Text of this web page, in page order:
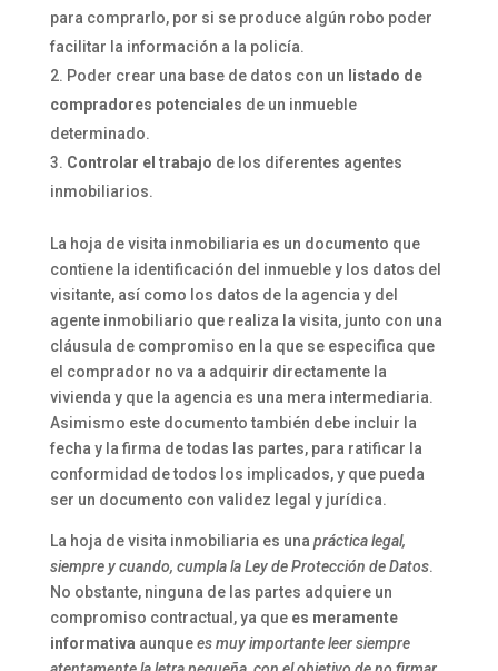
para comprarlo, por si se produce algún robo poder
facilitar la información a la policía.
Poder crear una base de datos con un listado de
compradores potenciales de un inmueble
determinado.
Controlar el trabajo de los diferentes agentes
inmobiliarios.
La hoja de visita inmobiliaria es un documento que
contiene la identificación del inmueble y los datos del
visitante, así como los datos de la agencia y del
agente inmobiliario que realiza la visita, junto con una
cláusula de compromiso en la que se especifica que
el comprador no va a adquirir directamente la
vivienda y que la agencia es una mera intermediaria.
Asimismo este documento también debe incluir la
fecha y la firma de todas las partes, para ratificar la
conformidad de todos los implicados, y que pueda
ser un documento con validez legal y jurídica.
La hoja de visita inmobiliaria es una práctica legal,
siempre y cuando, cumpla la Ley de Protección de Datos.
No obstante, ninguna de las partes adquiere un
compromiso contractual, ya que es meramente
informativa aunquees muy importante leer siempre